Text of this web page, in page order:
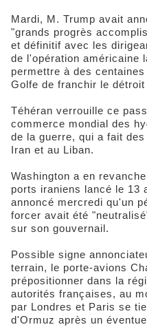
Mardi, M. Trump avait
"grands progrès
et définitif avec les
de l'opération américaine
permettre à des
Golfe de franchir le
Téhéran verrouille ce
commerce mondial des
de la guerre, qui a fait
Iran et au Liban.
Washington a en
ports iraniens lancé le 13
annoncé mercredi qu'un
forcer avait été
sur son gouvernail.
Possible signe
terrain, le porte-avions
prépositionner dans la
autorités françaises, au
par Londres et Paris se
d'Ormuz après un